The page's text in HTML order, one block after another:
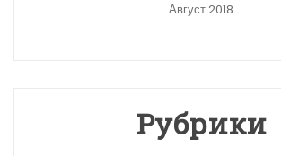
Август 2018
Рубрики